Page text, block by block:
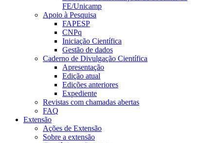
FE/Unicamp
Apoio à Pesquisa
FAPESP
CNPq
Iniciação Científica
Gestão de dados
Caderno de Divulgação Científica
Apresentação
Edição atual
Edições anteriores
Expediente
Revistas com chamadas abertas
FAQ
Extensão
Ações de Extensão
Sobre a extensão